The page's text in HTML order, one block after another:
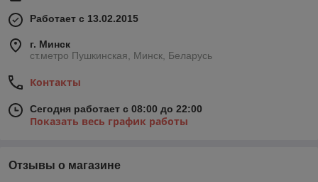
Работает с 13.02.2015
г. Минск
ст.метро Пушкинская, Минск, Беларусь
Контакты
Сегодня работает с 08:00 до 22:00
Показать весь график работы
Отзывы о магазине